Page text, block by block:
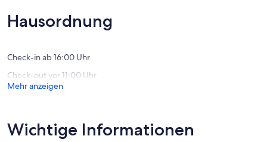
entfernt
Wandlitz
Außergewöhnlich,
(34
Hausordnung
Check-in ab 16:00 Uhr
Check-out vor 11:00 Uhr
Mehr anzeigen
Wichtige Informationen